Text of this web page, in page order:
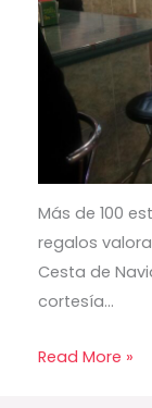
Más de 100
regalos
Cesta de
cortesía…
Read More »